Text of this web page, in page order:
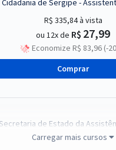
Cidadania de Sergipe -
R$ 335,84à vista
ou 12x de R$ 27,99
Economize R$ 83,96 (-
Comprar
Secretaria de Estado da
Cidadania de Sergipe -
Carregar mais cursos